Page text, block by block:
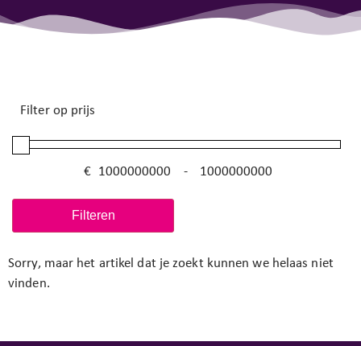
Filter op prijs
€ Minimale prijs
-
Maximale prijs
Filteren
Sorry, maar het artikel dat je zoekt kunnen we helaas niet
vinden.